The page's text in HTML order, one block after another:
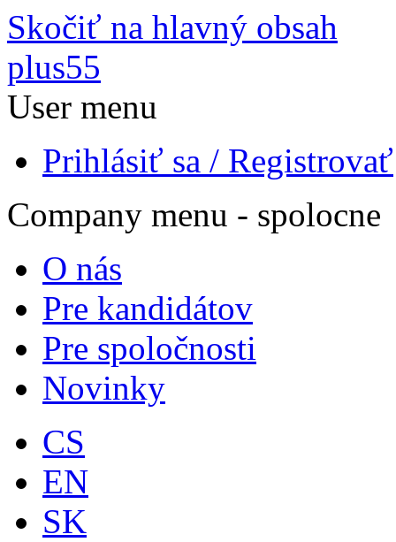
Skočiť na hlavný obsah
plus55
User menu
Prihlásiť sa / Registrovať
Company menu - spolocne
O nás
Pre kandidátov
Pre spoločnosti
Novinky
CS
EN
SK